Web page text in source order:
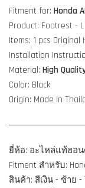
Fitment for: Honda
Product: Footrest -
Items: 1 pcs
Installation
Material: High
Color: Black
Origin: Made In
ยี่ห้อ: อะไหล่แท้ฮอ
Fitment สำหรับ:
สินค้า: สีเงิน - ซ้าย